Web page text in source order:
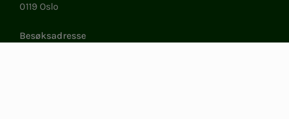
0119 Oslo
Besøksadresse